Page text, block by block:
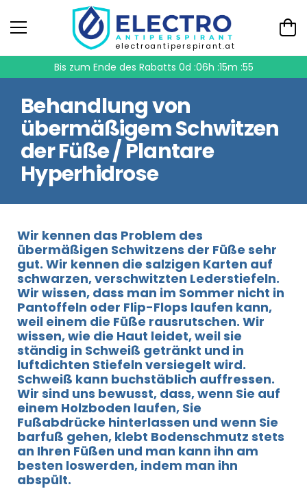
electroantiperspirant.at
Bis zum Ende des Rabatts 0d :06h :15m :55
Behandlung von
übermäßigem Schwitzen
der Füße / Plantare
Hyperhidrose
Wir kennen das Problem des
übermäßigen Schwitzens der Füße sehr
gut. Wir kennen die salzigen Karten auf
schwarzen, verschwitzten Lederstiefeln.
Wir wissen, dass man im Sommer nicht in
Pantoffeln oder Flip-Flops laufen kann,
weil einem die Füße rausrutschen. Wir
wissen, wie die Haut leidet, weil sie
ständig in Schweiß getränkt und in
luftdichten Stiefeln versiegelt wird.
Schweiß kann buchstäblich auffressen.
Wir sind uns bewusst, dass, wenn Sie auf
einem Holzboden laufen, Sie
Fußabdrücke hinterlassen und wenn Sie
barfuß gehen, klebt Bodenschmutz stets
an Ihren Füßen und man kann ihn am
besten loswerden, indem man ihn
abspült.